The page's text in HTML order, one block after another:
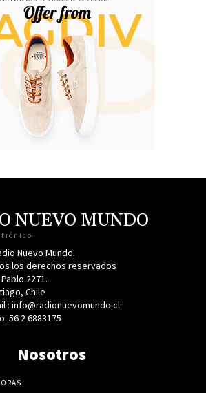
NUEVO MUNDO
Nuevo Mundo.
los derechos reservados
2271.
Chile
: info@radionuevomundo.cl
56 2 6883175
Nosotros